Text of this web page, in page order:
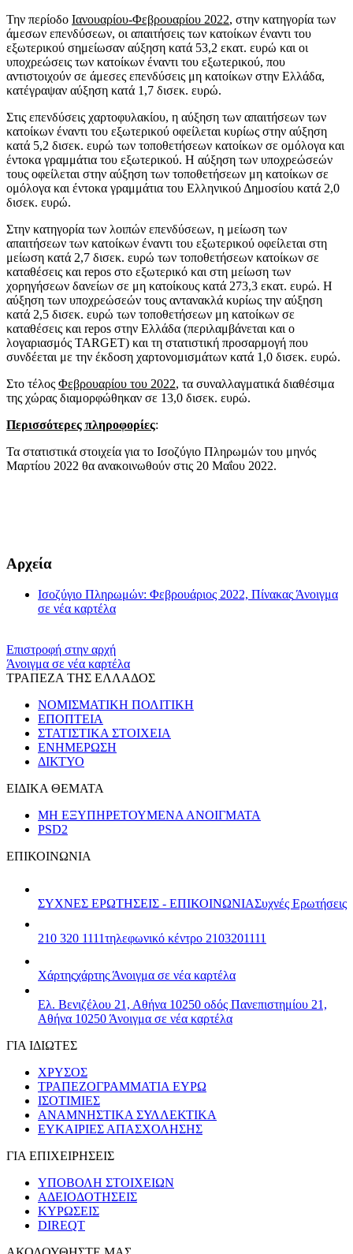
Την περίοδο Ιανουαρίου-Φεβρουαρίου 2022, στην κατηγορία των
άμεσων επενδύσεων, οι απαιτήσεις των κατοίκων έναντι του
εξωτερικού σημείωσαν αύξηση κατά 53,2 εκατ. ευρώ και οι
υποχρεώσεις των κατοίκων έναντι του εξωτερικού, που
αντιστοιχούν σε άμεσες επενδύσεις μη κατοίκων στην Ελλάδα,
κατέγραψαν αύξηση κατά 1,7 δισεκ. ευρώ.
Στις επενδύσεις χαρτοφυλακίου, η αύξηση των απαιτήσεων των
κατοίκων έναντι του εξωτερικού οφείλεται κυρίως στην αύξηση
κατά 5,2 δισεκ. ευρώ των τοποθετήσεων κατοίκων σε ομόλογα και
έντοκα γραμμάτια του εξωτερικού. Η αύξηση των υποχρεώσεών
τους οφείλεται στην αύξηση των τοποθετήσεων μη κατοίκων σε
ομόλογα και έντοκα γραμμάτια του Ελληνικού Δημοσίου κατά 2,0
δισεκ. ευρώ.
Στην κατηγορία των λοιπών επενδύσεων, η μείωση των
απαιτήσεων των κατοίκων έναντι του εξωτερικού οφείλεται στη
μείωση κατά 2,7 δισεκ. ευρώ των τοποθετήσεων κατοίκων σε
καταθέσεις και repos στο εξωτερικό και στη μείωση των
χορηγήσεων δανείων σε μη κατοίκους κατά 273,3 εκατ. ευρώ. Η
αύξηση των υποχρεώσεών τους αντανακλά κυρίως την αύξηση
κατά 2,5 δισεκ. ευρώ των τοποθετήσεων μη κατοίκων σε
καταθέσεις και repos στην Ελλάδα (περιλαμβάνεται και ο
λογαριασμός TARGET) και τη στατιστική προσαρμογή που
συνδέεται με την έκδοση χαρτονομισμάτων κατά 1,0 δισεκ. ευρώ.
Στο τέλος Φεβρουαρίου του 2022, τα συναλλαγματικά διαθέσιμα
της χώρας διαμορφώθηκαν σε 13,0 δισεκ. ευρώ.
Περισσότερες πληροφορίες:
Τα στατιστικά στοιχεία για το Ισοζύγιο Πληρωμών του μηνός
Μαρτίου 2022 θα ανακοινωθούν στις 20 Μαΐου 2022.
Αρχεία
Ισοζύγιο Πληρωμών: Φεβρουάριος 2022, Πίνακας Άνοιγμα
σε νέα καρτέλα
Επιστροφή στην αρχή
Άνοιγμα σε νέα καρτέλα
ΤΡΑΠΕΖΑ ΤΗΣ ΕΛΛΑΔΟΣ
ΝΟΜΙΣΜΑΤΙΚΗ ΠΟΛΙΤΙΚΗ
ΕΠΟΠΤΕΙΑ
ΣΤΑΤΙΣΤΙΚΑ ΣΤΟΙΧΕΙΑ
ΕΝΗΜΕΡΩΣΗ
ΔΙΚΤΥΟ
ΕΙΔΙΚΑ ΘΕΜΑΤΑ
ΜΗ ΕΞΥΠΗΡΕΤΟΥΜΕΝΑ ΑΝΟΙΓΜΑΤΑ
PSD2
ΕΠΙΚΟΙΝΩΝΙΑ
ΣΥΧΝΕΣ ΕΡΩΤΗΣΕΙΣ - ΕΠΙΚΟΙΝΩΝΙΑΣυχνές Ερωτήσεις
210 320 1111τηλεφωνικό κέντρο 2103201111
Χάρτηςχάρτης Άνοιγμα σε νέα καρτέλα
Ελ. Βενιζέλου 21, Αθήνα 10250 οδός Πανεπιστημίου 21,
Αθήνα 10250 Άνοιγμα σε νέα καρτέλα
ΓΙΑ ΙΔΙΩΤΕΣ
ΧΡΥΣΟΣ
ΤΡΑΠΕΖΟΓΡΑΜΜΑΤΙΑ ΕΥΡΩ
ΙΣΟΤΙΜΙΕΣ
ΑΝΑΜΝΗΣΤΙΚΑ ΣΥΛΛΕΚΤΙΚΑ
ΕΥΚΑΙΡΙΕΣ ΑΠΑΣΧΟΛΗΣΗΣ
ΓΙΑ ΕΠΙΧΕΙΡΗΣΕΙΣ
ΥΠΟΒΟΛΗ ΣΤΟΙΧΕΙΩΝ
ΑΔΕΙΟΔΟΤΗΣΕΙΣ
ΚΥΡΩΣΕΙΣ
DIREQT